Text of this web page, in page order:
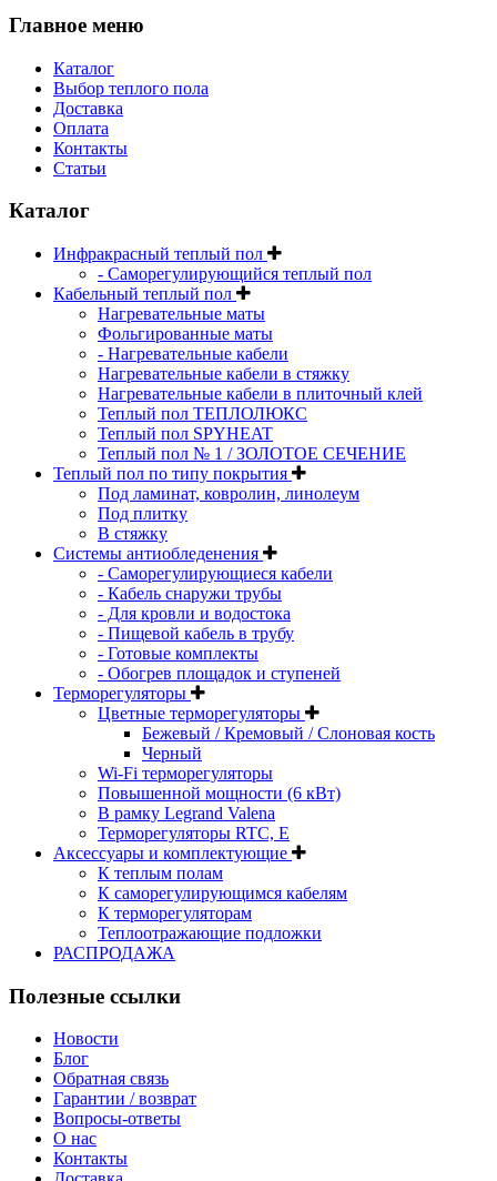
Главное меню
Каталог
Выбор теплого пола
Доставка
Оплата
Контакты
Статьи
Каталог
Инфракрасный теплый пол
- Саморегулирующийся теплый пол
Кабельный теплый пол
Нагревательные маты
Фольгированные маты
- Нагревательные кабели
Нагревательные кабели в стяжку
Нагревательные кабели в плиточный клей
Теплый пол ТЕПЛОЛЮКС
Теплый пол SPYHEAT
Теплый пол № 1 / ЗОЛОТОЕ СЕЧЕНИЕ
Теплый пол по типу покрытия
Под ламинат, ковролин, линолеум
Под плитку
В стяжку
Системы антиобледенения
- Саморегулирующиеся кабели
- Кабель снаружи трубы
- Для кровли и водостока
- Пищевой кабель в трубу
- Готовые комплекты
- Обогрев площадок и ступеней
Терморегуляторы
Цветные терморегуляторы
Бежевый / Кремовый / Слоновая кость
Черный
Wi-Fi терморегуляторы
Повышенной мощности (6 кВт)
В рамку Legrand Valena
Терморегуляторы RTC, Е
Aксессуары и комплектующие
К теплым полам
К саморегулирующимся кабелям
К терморегуляторам
Теплоотражающие подложки
РАСПРОДАЖА
Полезные ссылки
Новости
Блог
Обратная связь
Гарантии / возврат
Вопросы-ответы
О нас
Контакты